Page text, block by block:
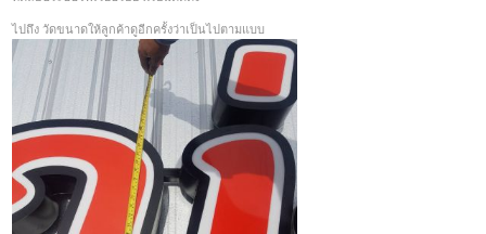
ไปถึง วัดขนาดให้ลูกค้าดูอีกครั้งว่าเป็นไปตามแบบ